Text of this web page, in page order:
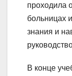
проходила
больницах
знания и
В конце